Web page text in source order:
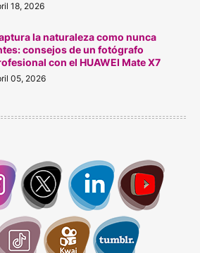
18, 2026
la naturaleza como nunca
consejos de un fotógrafo
con el HUAWEI Mate X7
05, 2026